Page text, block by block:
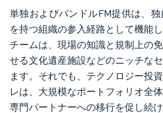
単独およびバンドルFM提供は、
を持つ組織の参入経路として機能
チームは、現場の知識と規制上の
せる文化遺産施設などのニッチな
ます。それでも、テクノロジー投
レは、大規模なポートフォリオ全
専門パートナーへの移行を促し続け